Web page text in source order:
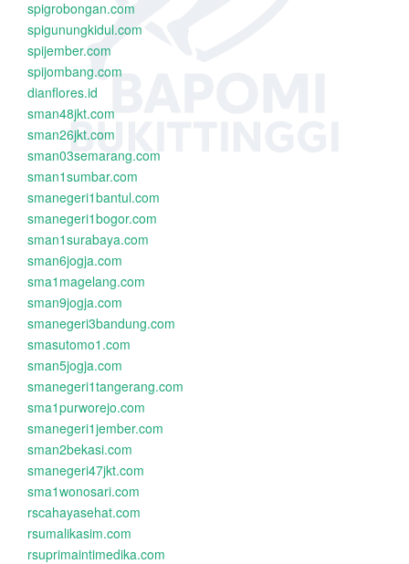
spigrobongan.com
spigunungkidul.com
spijember.com
spijombang.com
dianflores.id
sman48jkt.com
sman26jkt.com
sman03semarang.com
sman1sumbar.com
smanegeri1bantul.com
smanegeri1bogor.com
sman1surabaya.com
sman6jogja.com
sma1magelang.com
sman9jogja.com
smanegeri3bandung.com
smasutomo1.com
sman5jogja.com
smanegeri1tangerang.com
sma1purworejo.com
smanegeri1jember.com
sman2bekasi.com
smanegeri47jkt.com
sma1wonosari.com
rscahayasehat.com
rsumalikasim.com
rsuprimaintimedika.com